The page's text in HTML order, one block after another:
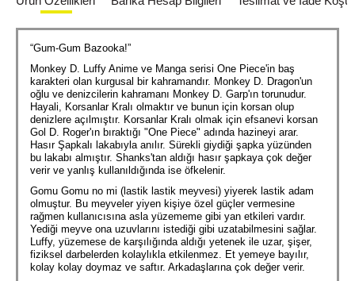
“Gum-Gum Bazooka!”
Monkey D. Luffy Anime ve Manga serisi One Piece'in baş
karakteri olan kurgusal bir kahramandır. Monkey D. Dragon'un
oğlu ve denizcilerin kahramanı Monkey D. Garp'ın torunudur.
Hayali, Korsanlar Kralı olmaktır ve bunun için korsan olup
denizlere açılmıştır. Korsanlar Kralı olmak için efsanevi korsan
Gol D. Roger'ın bıraktığı "One Piece" adında hazineyi arar.
Hasır Şapkalı lakabıyla anılır. Sürekli giydiği şapka yüzünden
bu lakabı almıştır. Shanks'tan aldığı hasır şapkaya çok değer
verir ve yanlış kullanıldığında ise öfkelenir.
Gomu Gomu no mi (lastik lastik meyvesi) yiyerek lastik adam
olmuştur. Bu meyveler yiyen kişiye özel güçler vermesine
rağmen kullanıcısına asla yüzememe gibi yan etkileri vardır.
Yediği meyve ona uzuvlarını istediği gibi uzatabilmesini sağlar.
Luffy, yüzemese de karşılığında aldığı yetenek ile uzar, şişer,
fiziksel darbelerden kolaylıkla etkilenmez. Et yemeye bayılır,
kolay kolay doymaz ve saftır. Arkadaşlarına çok değer verir.